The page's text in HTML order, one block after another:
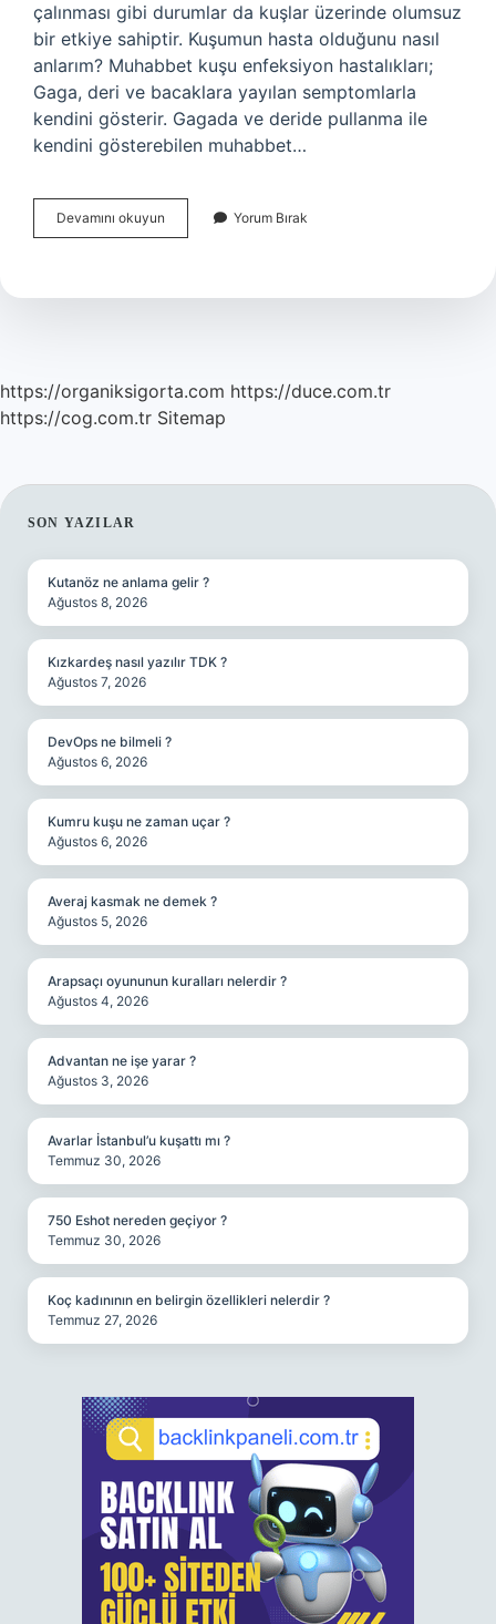
çalınması gibi durumlar da kuşlar üzerinde olumsuz
bir etkiye sahiptir. Kuşumun hasta olduğunu nasıl
anlarım? Muhabbet kuşu enfeksiyon hastalıkları;
Gaga, deri ve bacaklara yayılan semptomlarla
kendini gösterir. Gagada ve deride pullanma ile
kendini gösterebilen muhabbet…
Devamını okuyun
Sorunları
Yorum Bırak
https://organiksigorta.com https://duce.com.tr
https://cog.com.tr Sitemap
SIDEBAR
SON YAZILAR
Kutanöz ne anlama gelir ?
Ağustos 8, 2026
Kızkardeş nasıl yazılır TDK ?
Ağustos 7, 2026
DevOps ne bilmeli ?
Ağustos 6, 2026
Kumru kuşu ne zaman uçar ?
Ağustos 6, 2026
Averaj kasmak ne demek ?
Ağustos 5, 2026
Arapsaçı oyununun kuralları nelerdir ?
Ağustos 4, 2026
Advantan ne işe yarar ?
Ağustos 3, 2026
Avarlar İstanbul’u kuşattı mı ?
Temmuz 30, 2026
750 Eshot nereden geçiyor ?
Temmuz 30, 2026
Koç kadınının en belirgin özellikleri nelerdir ?
Temmuz 27, 2026